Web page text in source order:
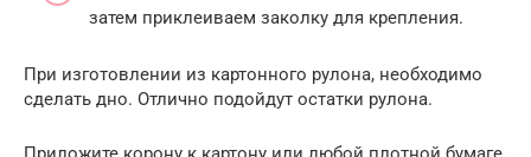
затем приклеиваем заколку для крепления.
При изготовлении из картонного рулона, необходимо
сделать дно. Отлично подойдут остатки рулона.